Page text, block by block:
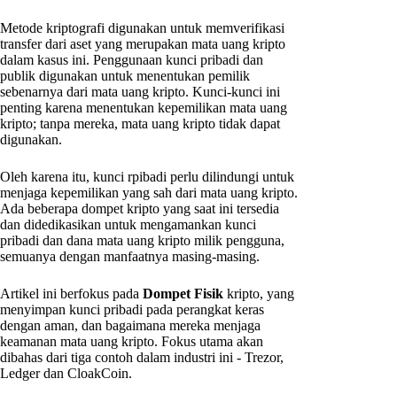
Metode kriptografi digunakan untuk memverifikasi
transfer dari aset yang merupakan mata uang kripto
dalam kasus ini. Penggunaan kunci pribadi dan
publik digunakan untuk menentukan pemilik
sebenarnya dari mata uang kripto. Kunci-kunci ini
penting karena menentukan kepemilikan mata uang
kripto; tanpa mereka, mata uang kripto tidak dapat
digunakan.
Oleh karena itu, kunci rpibadi perlu dilindungi untuk
menjaga kepemilikan yang sah dari mata uang kripto.
Ada beberapa dompet kripto yang saat ini tersedia
dan didedikasikan untuk mengamankan kunci
pribadi dan dana mata uang kripto milik pengguna,
semuanya dengan manfaatnya masing-masing.
Artikel ini berfokus pada Dompet Fisik kripto, yang
menyimpan kunci pribadi pada perangkat keras
dengan aman, dan bagaimana mereka menjaga
keamanan mata uang kripto. Fokus utama akan
dibahas dari tiga contoh dalam industri ini - Trezor,
Ledger dan CloakCoin.